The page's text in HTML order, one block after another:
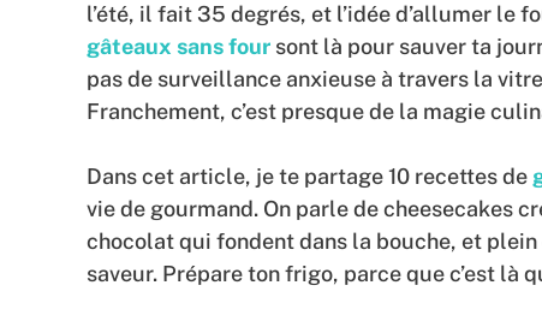
l’été, il fait 35 degrés, et l’idée d’allumer le
gâteaux sans four sont là pour sauver ta
pas de surveillance anxieuse à travers la
Franchement, c’est presque de la magie
Dans cet article, je te partage 10 recettes de
vie de gourmand. On parle de cheesecakes
chocolat qui fondent dans la bouche, et
saveur. Prépare ton frigo, parce que c’est là